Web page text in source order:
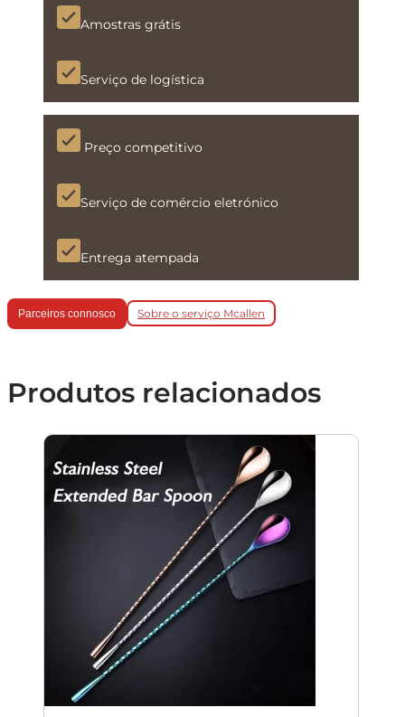
Amostras grátis
Serviço de logística
Preço competitivo
Serviço de comércio eletrónico
Entrega atempada
Parceiros connosco Sobre o serviço Mcallen
Produtos relacionados